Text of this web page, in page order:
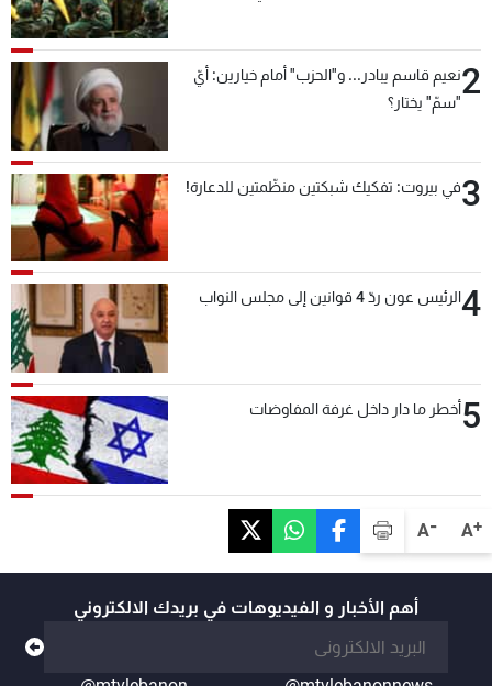
A+
A-
2نعيم قاسم يبادر... و"الحزب" أمام خيارين: أيّ
"سمّ" يختار؟
3في بيروت: تفكيك شبكتين منظّمتين للدعارة!
4الرئيس عون ردّ 4 قوانين إلى مجلس النواب
5أخطر ما دار داخل غرفة المفاوضات
أهم الأخبار و الفيديوهات في بريدك الالكتروني